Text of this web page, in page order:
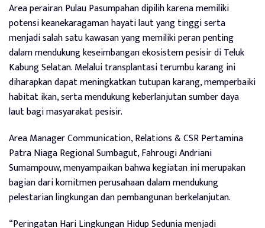
Area perairan Pulau Pasumpahan dipilih karena memiliki
potensi keanekaragaman hayati laut yang tinggi serta
menjadi salah satu kawasan yang memiliki peran penting
dalam mendukung keseimbangan ekosistem pesisir di Teluk
Kabung Selatan. Melalui transplantasi terumbu karang ini
diharapkan dapat meningkatkan tutupan karang, memperbaiki
habitat ikan, serta mendukung keberlanjutan sumber daya
laut bagi masyarakat pesisir.
Area Manager Communication, Relations & CSR Pertamina
Patra Niaga Regional Sumbagut, Fahrougi Andriani
Sumampouw, menyampaikan bahwa kegiatan ini merupakan
bagian dari komitmen perusahaan dalam mendukung
pelestarian lingkungan dan pembangunan berkelanjutan.
“Peringatan Hari Lingkungan Hidup Sedunia menjadi